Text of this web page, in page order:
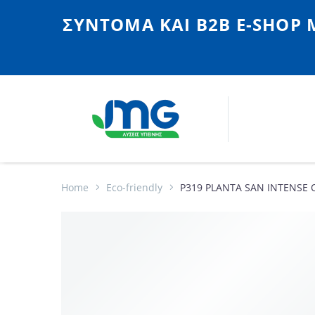
ΣΎΝΤΟΜΑ ΚΑΙ Β2Β E-SHOP
Home Eco-friendly P319 PLANTA SAN